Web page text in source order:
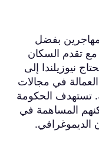
بفضل
مع تقدم السكان
نيوزيلندا إلى
في مجالات
تستهدف الحكومة
المساهمة في
الديموغرافي.